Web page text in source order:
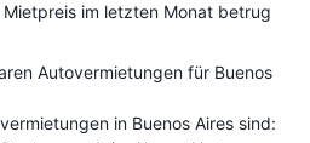
im letzten Monat betrug
Autovermietungen für Buenos
in Buenos Aires sind: